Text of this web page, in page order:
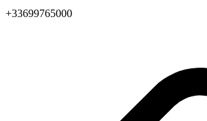
+33699765000